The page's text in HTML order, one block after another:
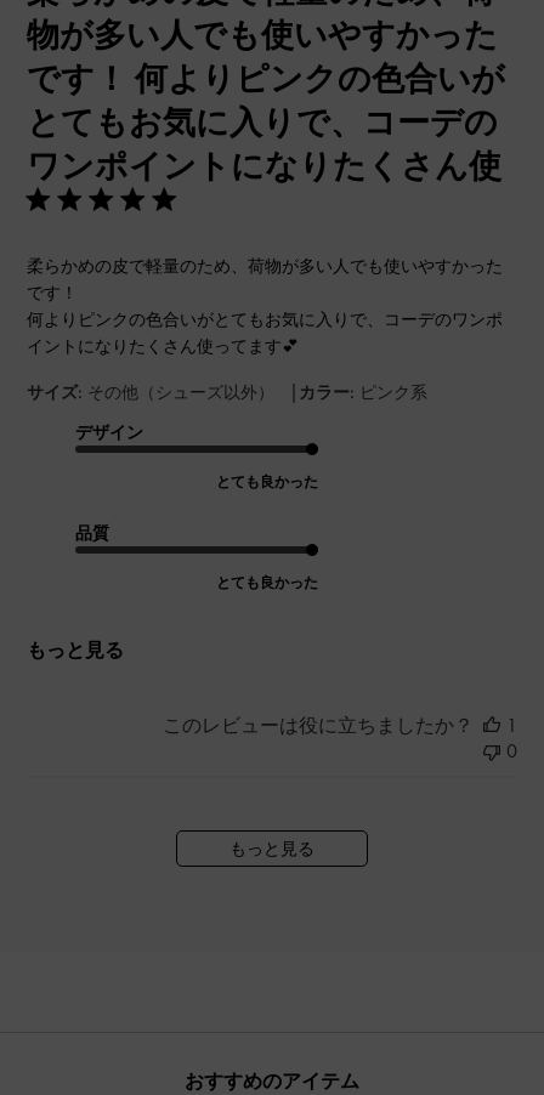
物が多い人でも使いやすかった
です！ 何よりピンクの色合いが
とてもお気に入りで、コーデの
ワンポイントになりたくさん使
柔らかめの皮で軽量のため、荷物が多い人でも使いやすかった
です！
何よりピンクの色合いがとてもお気に入りで、コーデのワンポ
イントになりたくさん使ってます💕
サイズ: その他（シューズ以外） | カラー: ピンク系
デザイン
とても良かった
品質
とても良かった
もっと見る
このレビューは役に立ちましたか？
1
0
もっと見る
おすすめのアイテム